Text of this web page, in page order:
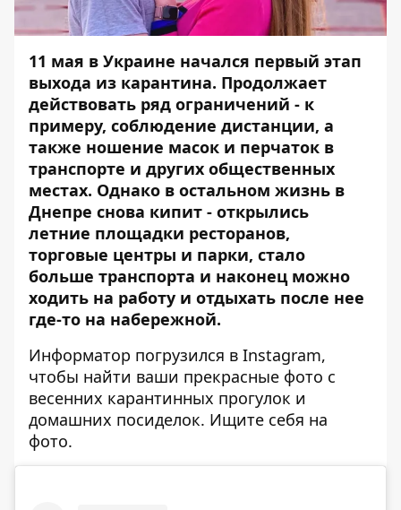
11 мая в Украине начался первый этап
выхода из карантина. Продолжает
действовать ряд ограничений - к
примеру, соблюдение дистанции, а
также ношение масок и перчаток в
транспорте и других общественных
местах. Однако в остальном жизнь в
Днепре снова кипит - открылись
летние площадки ресторанов,
торговые центры и парки, стало
больше транспорта и наконец можно
ходить на работу и отдыхать после нее
где-то на набережной.
Информатор погрузился в Instagram,
чтобы найти ваши прекрасные фото с
весенних карантинных прогулок и
домашних посиделок. Ищите себя на
фото.